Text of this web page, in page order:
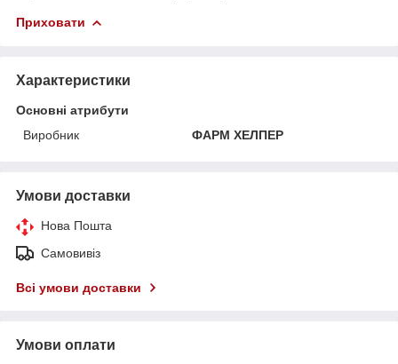
Приховати
Характеристики
Основні атрибути
Виробник
ФАРМ ХЕЛПЕР
Умови доставки
Нова Пошта
Самовивіз
Всі умови доставки
Умови оплати